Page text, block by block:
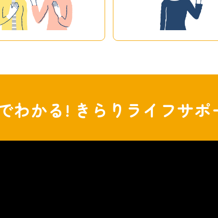
わかる! きらりライフサポ